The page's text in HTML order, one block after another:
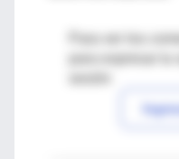
Para ver los